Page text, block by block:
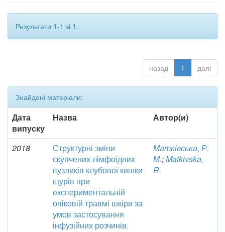
Результати 1-1 зі 1.
назад 1 далі
Знайдені матеріали:
Дата
випуску
Назва Автор(и)
2018
Структурні зміни
скупчених лімфоїдних
вузликів клубової кишки
щурів при
експериментальній
опіковій травмі шкіри за
умов застосування
інфузійних розчинів.
Матківська, Р.
М.;Matkivska,
R.